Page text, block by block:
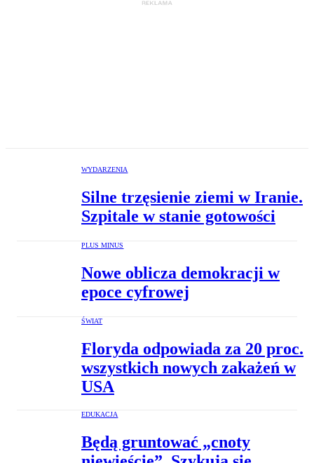
WYDARZENIA
Silne trzęsienie ziemi w Iranie.
Szpitale w stanie gotowości
PLUS MINUS
Nowe oblicza demokracji w
epoce cyfrowej
ŚWIAT
Floryda odpowiada za 20 proc.
wszystkich nowych zakażeń w
USA
EDUKACJA
Będą gruntować „cnoty